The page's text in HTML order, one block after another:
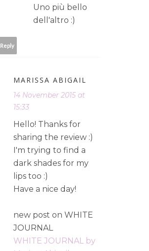
Uno più bello
dell'altro :)
Reply
MARISSA ABIGAIL
14 November 2015 at
15:33
Hello! Thanks for
sharing the review :)
I'm trying to find a
dark shades for my
lips too :)
Have a nice day!
new post on WHITE
JOURNAL
WHITE JOURNAL by